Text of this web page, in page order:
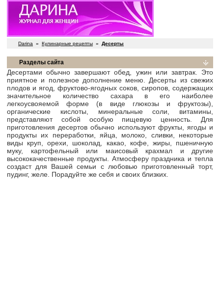
Darina » Кулинарные рецепты » Десерты
Разделы сайта
Десертами обычно завершают обед, ужин или завтрак. Это
приятное и полезное дополнение меню. Десерты из свежих
плодов и ягод, фруктово-ягодных соков, сиропов, содержащих
значительное количество сахара в его наиболее
легкоусвояемой форме (в виде глюкозы и фруктозы),
органические кислоты, минеральные соли, витамины,
представляют собой особую пищевую ценность. Для
приготовления десертов обычно используют фрукты, ягоды и
продукты их переработки, яйца, молоко, сливки, некоторые
виды круп, орехи, шоколад, какао, кофе, жиры, пшеничную
муку, картофельный или маисовый крахмал и другие
высококачественные продукты. Атмосферу праздника и тепла
создаст для Вашей семьи с любовью приготовленный торт,
пудинг, желе. Порадуйте же себя и своих близких.